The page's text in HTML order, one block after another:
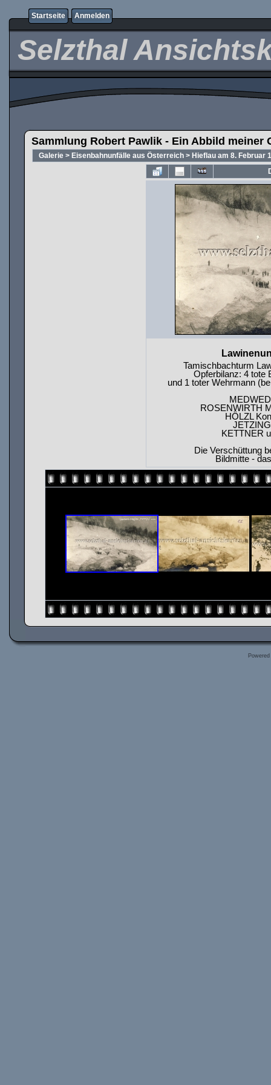
Startseite Anmelden
Selzthal
Sammlung Robert Pawlik - Ein Abbild meiner
Galerie > Eisenbahnunfälle aus Österreich > Hieflau am 8. Februar
Tamischbachturm
Opferbilanz: 4 tote
und 1 toter Wehrmann
ROSENWIRTH
HÖLZL
KETTNER
Die Verschüttung
Bildmitte -